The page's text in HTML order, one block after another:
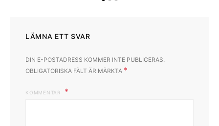
LÄMNA ETT SVAR
DIN E-POSTADRESS KOMMER INTE PUBLICERAS.
OBLIGATORISKA FÄLT ÄR MÄRKTA *
KOMMENTAR